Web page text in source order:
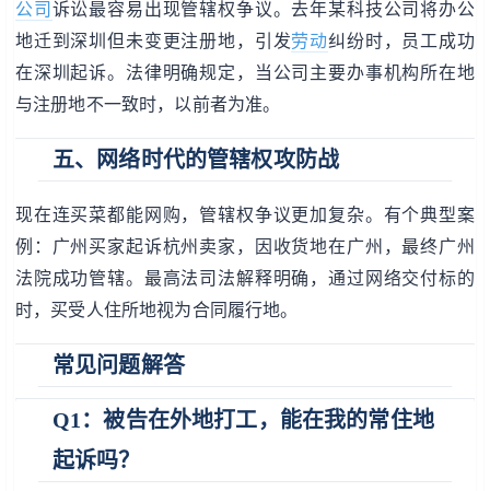
公司 诉讼最容易出现管辖权争议。去年某科技公司将办公
地迁到深圳但未变更注册地，引发劳动纠纷时，员工成功
在深圳起诉。法律明确规定，当公司主要办事机构所在地
与注册地不一致时，以前者为准。
五、网络时代的管辖权攻防战
现在连买菜都能网购，管辖权争议更加复杂。有个典型案
例：广州买家起诉杭州卖家，因收货地在广州，最终广州
法院成功管辖。最高法司法解释明确，通过网络交付标的
时，买受人住所地视为合同履行地。
常见问题解答
Q1：被告在外地打工，能在我的常住地
起诉吗？